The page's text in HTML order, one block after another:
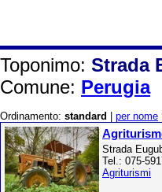
Toponimo: Strada
Comune: Perugia
Ordinamento: standard per nome
Strada
Tel.: 075-
Agriturismi